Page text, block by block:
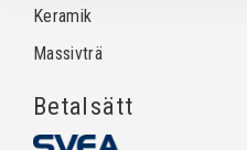
Keramik
Massivträ
Betalsätt